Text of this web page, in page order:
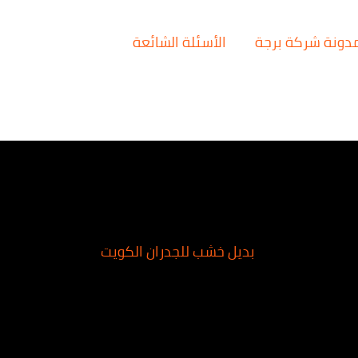
شركة برجة الأسئلة الشائعة
بديل خشب للجدران الكويت